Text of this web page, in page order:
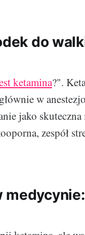
do
ketamina?".
w
jako
zespół